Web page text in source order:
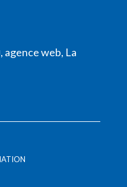
, agence web, La